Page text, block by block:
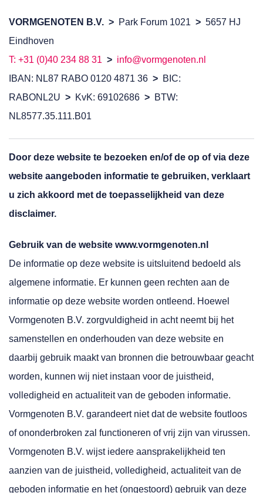
VORMGENOTEN B.V. > Park Forum 1021 > 5657 HJ
Eindhoven
T: +31 (0)40 234 88 31 > info@vormgenoten.nl
IBAN: NL87 RABO 0120 4871 36 > BIC:
RABONL2U > KvK: 69102686 > BTW:
NL8577.35.111.B01
Door deze website te bezoeken en/of de op of via deze
website aangeboden informatie te gebruiken, verklaart
u zich akkoord met de toepasselijkheid van deze
disclaimer.
Gebruik van de website www.vormgenoten.nl
De informatie op deze website is uitsluitend bedoeld als
algemene informatie. Er kunnen geen rechten aan de
informatie op deze website worden ontleend. Hoewel
Vormgenoten B.V. zorgvuldigheid in acht neemt bij het
samenstellen en onderhouden van deze website en
daarbij gebruik maakt van bronnen die betrouwbaar geacht
worden, kunnen wij niet instaan voor de juistheid,
volledigheid en actualiteit van de geboden informatie.
Vormgenoten B.V. garandeert niet dat de website foutloos
of ononderbroken zal functioneren of vrij zijn van virussen.
Vormgenoten B.V. wijst iedere aansprakelijkheid ten
aanzien van de juistheid, volledigheid, actualiteit van de
geboden informatie en het (ongestoord) gebruik van deze